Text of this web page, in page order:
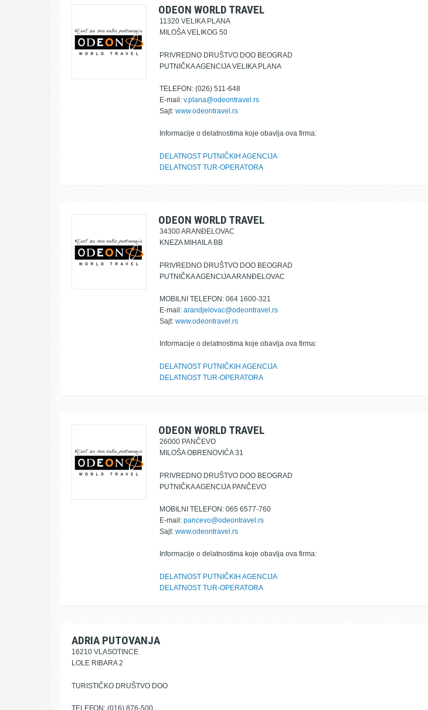
ODEON WORLD TRAVEL
11320 VELIKA PLANA
MILOŠA VELIKOG 50
PRIVREDNO DRUŠTVO DOO BEOGRAD
PUTNIČKA AGENCIJA VELIKA PLANA
TELEFON: (026) 511-648
E-mail: v.plana@odeontravel.rs
Sajt: www.odeontravel.rs
Informacije o delatnostima koje obavlja ova firma:
DELATNOST PUTNIČKIH AGENCIJA
DELATNOST TUR-OPERATORA
ODEON WORLD TRAVEL
34300 ARANĐELOVAC
KNEZA MIHAILA BB
PRIVREDNO DRUŠTVO DOO BEOGRAD
PUTNIČKA AGENCIJA ARANĐELOVAC
MOBILNI TELEFON: 064 1600-321
E-mail: arandjelovac@odeontravel.rs
Sajt: www.odeontravel.rs
Informacije o delatnostima koje obavlja ova firma:
DELATNOST PUTNIČKIH AGENCIJA
DELATNOST TUR-OPERATORA
ODEON WORLD TRAVEL
26000 PANČEVO
MILOŠA OBRENOVIĆA 31
PRIVREDNO DRUŠTVO DOO BEOGRAD
PUTNIČKA AGENCIJA PANČEVO
MOBILNI TELEFON: 065 6577-760
E-mail: pancevo@odeontravel.rs
Sajt: www.odeontravel.rs
Informacije o delatnostima koje obavlja ova firma:
DELATNOST PUTNIČKIH AGENCIJA
DELATNOST TUR-OPERATORA
ADRIA PUTOVANJA
16210 VLASOTINCE
LOLE RIBARA 2
TURISTIČKO DRUŠTVO DOO
TELEFON: (016) 876-500